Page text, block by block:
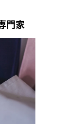
門家